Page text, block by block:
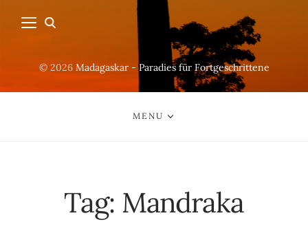
© 2026 Madagaskar - Paradies für Fortgeschrittene
MENU
Tag: Mandraka